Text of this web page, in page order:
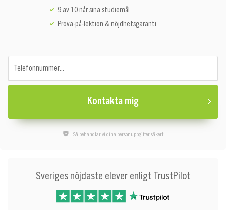
9 av 10 når sina studiemål
Prova-på-lektion & nöjdhetsgaranti
Telefonnummer...
Kontakta mig
Så behandlar vi dina personuppgifter säkert
Sveriges nöjdaste elever enligt TrustPilot